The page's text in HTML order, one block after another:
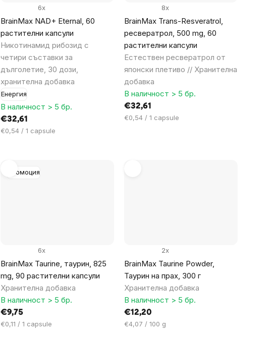
BrainMax NAD+ Eternal, 60
растителни капсули
Никотинамид рибозид с
четири съставки за
дълголетие, 30 дози,
хранителна добавка
Енергия
6x
В наличност > 5 бр.
€32,61
Цена
€0,54 / 1 capsule
BrainMax Trans-Resveratrol,
ресвератрол, 500 mg, 60
растителни капсули
Естествен ресвератрол от
японски плетиво // Хранителна
добавка
8x
В наличност > 5 бр.
€32,61
Цена
€0,54 / 1 capsule
Промоция
BrainMax Taurine, таурин, 825
mg, 90 растителни капсули
Хранителна добавка
6x
В наличност > 5 бр.
€9,75
Цена
€0,11 / 1 capsule
BrainMax Taurine Powder,
Таурин на прах, 300 г
Хранителна добавка
2x
В наличност > 5 бр.
€12,20
Цена
€4,07 / 100 g